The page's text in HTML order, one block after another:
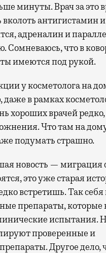
минуты. Врач за это
антигистамин
адреналин и
Сомневаюсь, что в
имеются под рукой.
у косметолога на
в рамках
хороших врачей
Что там на
подумать страшно.
новость — миграция
это уже старая
встретишь. Так
препараты,
испытания.
проверенные и
Другое дело,